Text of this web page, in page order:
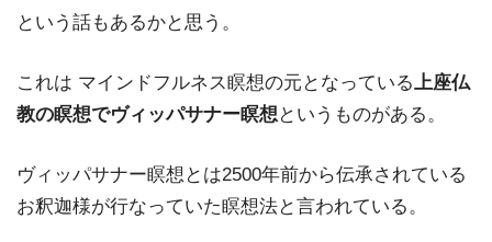
という話もあるかと思う。
これは マインドフルネス瞑想の元となっている上座仏
教の瞑想でヴィッパサナー瞑想というものがある。
ヴィッパサナー瞑想とは2500年前から伝承されている
お釈迦様が行なっていた瞑想法と言われている。